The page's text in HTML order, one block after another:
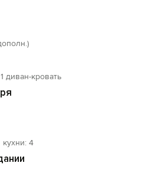
на байдарках. Доступны
достопримечательности
Аква-парк, дельфинариум,
постановки в
музеи.
от 12 лет, есть
диван-кровать
4